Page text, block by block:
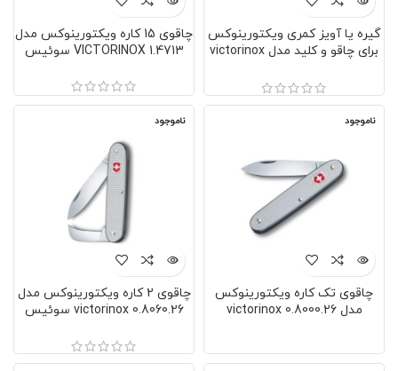
گیره یا آویز کمری ویکتورینوکس
برای چاقو و کلید مدل victorinox
چاقوی 15 کاره ویکتورینوکس مدل
VICTORINOX 1.4713 سوئیس
ناموجود
چاقوی تک کاره ویکتورینوکس
مدل victorinox 0.8000.26
ناموجود
چاقوی 2 کاره ویکتورینوکس مدل
victorinox 0.8060.26 سوئیس